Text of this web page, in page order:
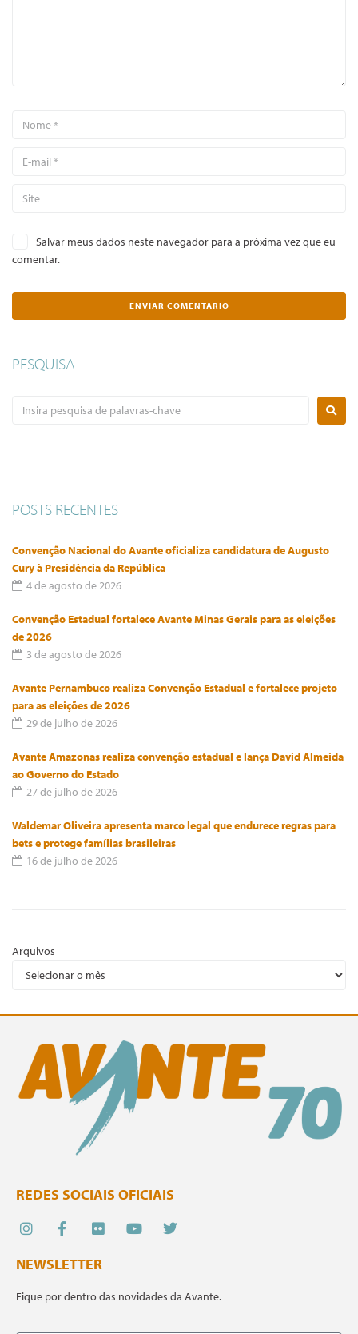
Salvar meus dados neste navegador para a próxima vez que eu
comentar.
PESQUISA
POSTS RECENTES
Convenção Nacional do Avante oficializa candidatura de Augusto
Cury à Presidência da República
4 de agosto de 2026
Convenção Estadual fortalece Avante Minas Gerais para as eleições
de 2026
3 de agosto de 2026
Avante Pernambuco realiza Convenção Estadual e fortalece projeto
para as eleições de 2026
29 de julho de 2026
Avante Amazonas realiza convenção estadual e lança David Almeida
ao Governo do Estado
27 de julho de 2026
Waldemar Oliveira apresenta marco legal que endurece regras para
bets e protege famílias brasileiras
16 de julho de 2026
Arquivos
REDES SOCIAIS OFICIAIS
NEWSLETTER
Fique por dentro das novidades da Avante.